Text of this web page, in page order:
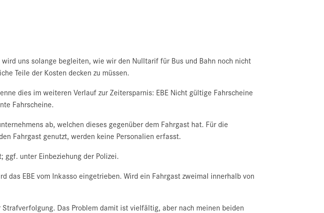
uns solange begleiten, wie wir den Nulltarif für Bus und Bahn noch nicht
Teile der Kosten decken zu müssen.
dies im weiteren Verlauf zur Zeitersparnis: EBE Nicht gültige Fahrscheine
Fahrscheine.
ab, welchen dieses gegenüber dem Fahrgast hat. Für die
Fahrgast genutzt, werden keine Personalien erfasst.
ggf. unter Einbeziehung der Polizei.
das EBE vom Inkasso eingetrieben. Wird ein Fahrgast zweimal innerhalb von
Das Problem damit ist vielfältig, aber nach meinen beiden